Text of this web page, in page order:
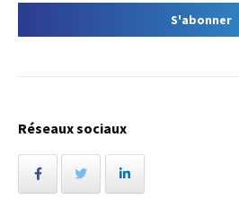
Réseaux sociaux